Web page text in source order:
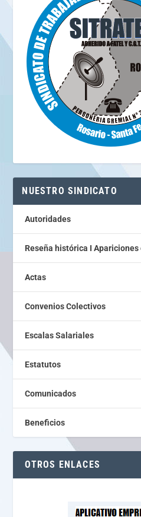
NUESTRO SINDICATO
Autoridades
Reseña histórica I Apariciones
Actas
Convenios Colectivos
Escalas Salariales
Estatutos
Comunicados
Beneficios
OTROS ENLACES